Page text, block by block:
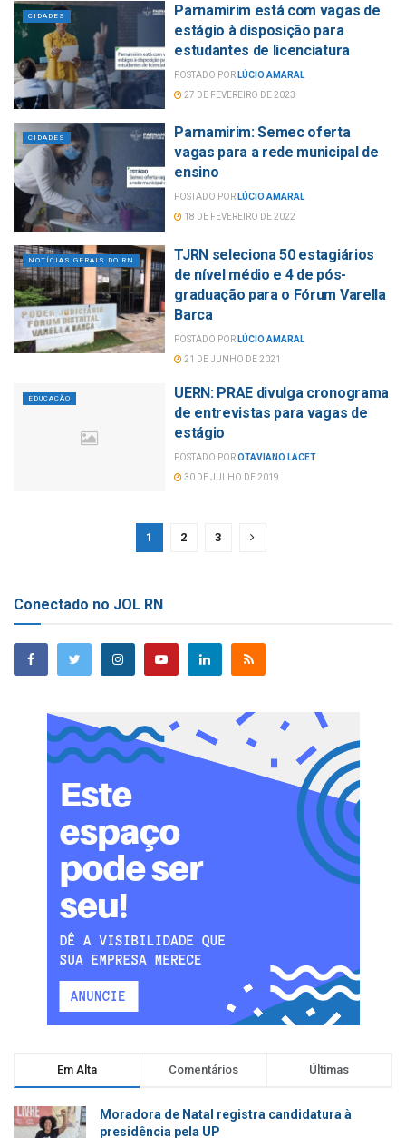
CIDADES
Parnamirim está com vagas de
estágio à disposição para
estudantes de licenciatura
POSTADO POR LÚCIO AMARAL
27 DE FEVEREIRO DE 2023
CIDADES
Parnamirim: Semec oferta
vagas para a rede municipal de
ensino
POSTADO POR LÚCIO AMARAL
18 DE FEVEREIRO DE 2022
NOTÍCIAS GERAIS DO RN
TJRN seleciona 50 estagiários
de nível médio e 4 de pós-
graduação para o Fórum Varella
Barca
POSTADO POR LÚCIO AMARAL
21 DE JUNHO DE 2021
EDUCAÇÃO
UERN: PRAE divulga cronograma
de entrevistas para vagas de
estágio
POSTADO POROTAVIANO LACET
30 DE JULHO DE 2019
1 2 3
Conectado no JOL RN
Em Alta Comentários Últimas
Moradora de Natal registra candidatura à
presidência pela UP